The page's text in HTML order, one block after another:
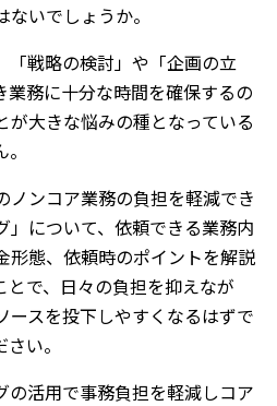
いでしょうか。
「戦略の検討」や「企画の立
業務に十分な時間を確保するの
が大きな悩みの種となっている
ノンコア業務の負担を軽減でき
」について、依頼できる業務内
形態、依頼時のポイントを解説
とで、日々の負担を抑えなが
ースを投下しやすくなるはずで
い。
の活用で事務負担を軽減しコア